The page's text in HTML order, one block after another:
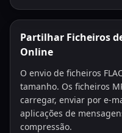
Partilhar Ficheiros
Online
O envio de ficheiros
tamanho. Os ficheiros
carregar, enviar por e-
aplicações de
compressão.